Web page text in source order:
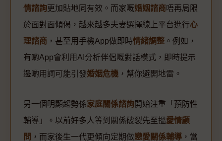
情諮詢更加貼地同有效。而家嘅婚姻諮商唔再局限
於面對面傾偈，越來越多夫妻選擇線上平台進行心
理諮商 ，甚至用手機App做即時情緒調整 。例如，
有啲App會利用AI分析伴侶嘅對話模式，即時提示
邊啲用詞可能引發婚姻危機 ，幫你避開地雷。
另一個明顯趨勢係家庭關係諮詢開始注重「預防性
輔導」。以前好多人等到關係破裂先至搵愛情顧
問 ，而家後生一代更傾向定期做戀愛關係輔導 ，當